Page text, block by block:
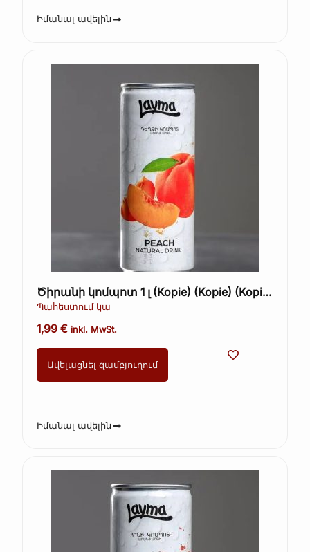
Իմանալ ավելին
Ծիրանի կոմպոտ 1 լ (Kopie) (Kopie) (Kopie)
(Kopie)
Պահեստում կա
1,99€ inkl. MwSt.
Ավելացնել զամբյուղում
Իմանալ ավելին